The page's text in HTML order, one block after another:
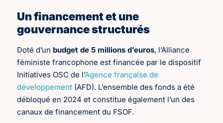
Un financement et une
gouvernance structurés
Doté d’un budget de 5 millions d’euros, l’Alliance
féministe francophone est financée par le dispositif
Initiatives OSC de l’Agence française de
développement (AFD). L’ensemble des fonds a été
débloqué en 2024 et constitue également l’un des
canaux de financement du FSOF.